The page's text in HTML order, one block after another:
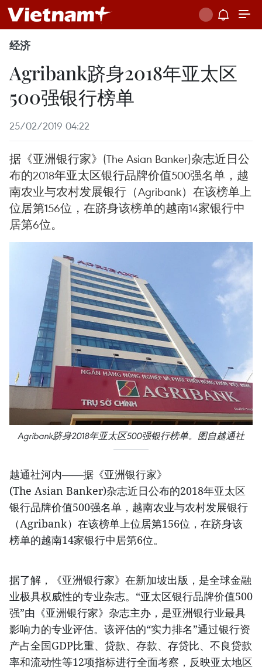
经济
Agribank跻身2018年亚太区
500强银行榜单
25/02/2019 04:22
据《亚洲银行家》(The Asian Banker)杂志近日公
布的2018年亚太区银行品牌价值500强名单，越
南农业与农村发展银行（Agribank）在该榜单上
位居第156位，在跻身该榜单的越南14家银行中
居第6位。
Agribank跻身2018年亚太区500强银行榜单。图自越通社
越通社河内——据《亚洲银行家》
(The Asian Banker)杂志近日公布的2018年亚太区
银行品牌价值500强名单，越南农业与农村发展银行
（Agribank）在该榜单上位居第156位，在跻身该
榜单的越南14家银行中居第6位。
据了解，《亚洲银行家》在新加坡出版，是全球金融
业极具权威性的专业杂志。“亚太区银行品牌价值500
强”由《亚洲银行家》杂志主办，是亚洲银行业最具
影响力的专业评估。该评估的“实力排名”通过银行资
产占全国GDP比重、贷款、存款、存贷比、不良贷款
率和流动性等12项指标进行全面考察，反映亚太地区